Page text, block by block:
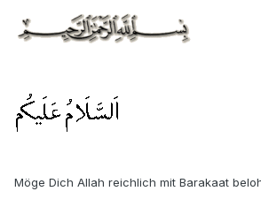
Möge Dich Allah reichlich mit Barakaat